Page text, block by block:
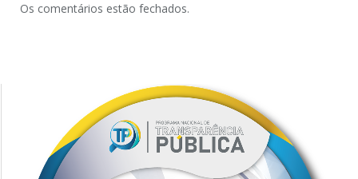
Os comentários estão fechados.